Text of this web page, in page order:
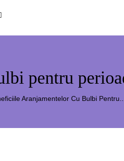
pentru
Aranjamentelor Cu Bulbi